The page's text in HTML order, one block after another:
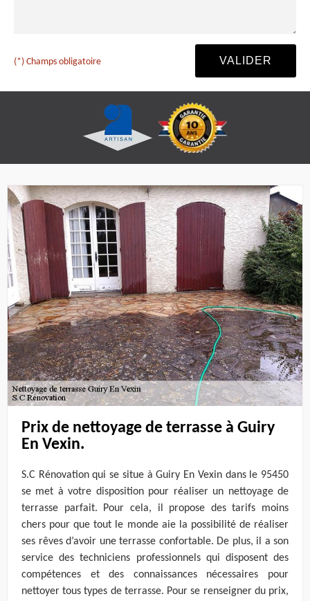
(*) Champs obligatoire
Prix de nettoyage de terrasse à Guiry
En Vexin.
S.C Rénovation qui se situe à Guiry En Vexin dans le 95450
se met à votre disposition pour réaliser un nettoyage de
terrasse parfait. Pour cela, il propose des tarifs moins
chers pour que tout le monde aie la possibilité de réaliser
ses rêves d’avoir une terrasse confortable. De plus, il a son
service des techniciens professionnels qui disposent des
compétences et des connaissances nécessaires pour
nettoyer tous types de terrasse. Pour se renseigner du prix,